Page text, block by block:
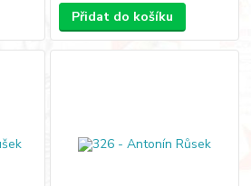
Přidat do košíku